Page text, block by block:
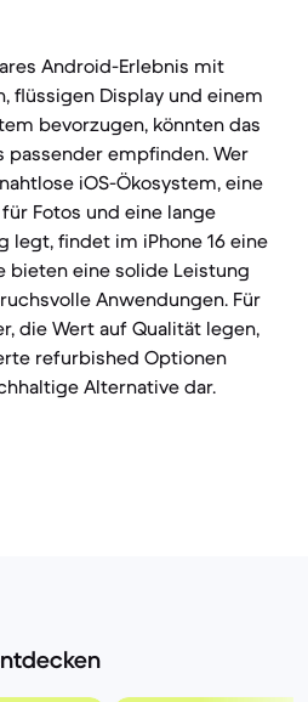
Android-Erlebnis mit
flüssigen Display und einem
bevorzugen, könnten das
passender empfinden. Wer
iOS-Ökosystem, eine
Fotos und eine lange
legt, findet im iPhone 16 eine
bieten eine solide Leistung
Anwendungen. Für
die Wert auf Qualität legen,
refurbished Optionen
Alternative dar.